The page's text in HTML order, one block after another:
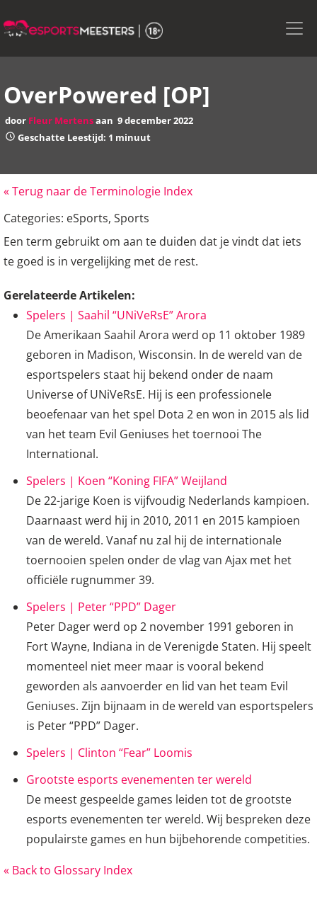
to
OverPowered [OP]
door Fleur Mertensaan 9 december 2022
Geschatte Leestijd: 1 minuut
« Terug naar de Terminologie Index
Categories: eSports, Sports
Een term gebruikt om aan te duiden dat je vindt dat iets
te goed is in vergelijking met de rest.
Gerelateerde Artikelen:
Spelers | Saahil “UNiVeRsE” Arora
De Amerikaan Saahil Arora werd op 11 oktober 1989
geboren in Madison, Wisconsin. In de wereld van de
esportspelers staat hij bekend onder de naam
Universe of UNiVeRsE. Hij is een professionele
beoefenaar van het spel Dota 2 en won in 2015 als lid
van het team Evil Geniuses het toernooi The
International.
Spelers | Koen “Koning FIFA” Weijland
De 22-jarige Koen is vijfvoudig Nederlands kampioen.
Daarnaast werd hij in 2010, 2011 en 2015 kampioen
van de wereld. Vanaf nu zal hij de internationale
toernooien spelen onder de vlag van Ajax met het
officiële rugnummer 39.
Spelers | Peter “PPD” Dager
Peter Dager werd op 2 november 1991 geboren in
Fort Wayne, Indiana in de Verenigde Staten. Hij speelt
momenteel niet meer maar is vooral bekend
geworden als aanvoerder en lid van het team Evil
Geniuses. Zijn bijnaam in de wereld van esportspelers
is Peter “PPD” Dager.
Spelers | Clinton “Fear” Loomis
Grootste esports evenementen ter wereld
De meest gespeelde games leiden tot de grootste
esports evenementen ter wereld. Wij bespreken deze
populairste games en hun bijbehorende competities.
« Back to Glossary Index